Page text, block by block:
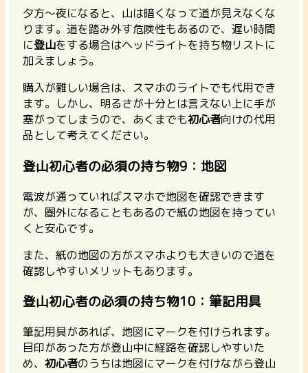
夕方～夜になると、山は暗くなって道が見えなくな
ります。道を踏み外す危険性もあるので、遅い時間
に登山をする場合はヘッドライトを持ち物リストに
加えましょう。
購入が難しい場合は、スマホのライトでも代用でき
ます。しかし、明るさが十分とは言えない上に手が
塞がってしまうので、あくまでも初心者向けの代用
品として考えてください。
登山初心者の必須の持ち物9：地図
電波が通っていればスマホで地図を確認できます
が、圏外になることもあるので紙の地図を持ってい
くと安心です。
また、紙の地図の方がスマホよりも大きいので道を
確認しやすいメリットもあります。
登山初心者の必須の持ち物10：筆記用具
筆記用具があれば、地図にマークを付けられます。
目印があった方が登山中に経路を確認しやすいた
め、 初心者のうちは地図にマークを付けながら登山